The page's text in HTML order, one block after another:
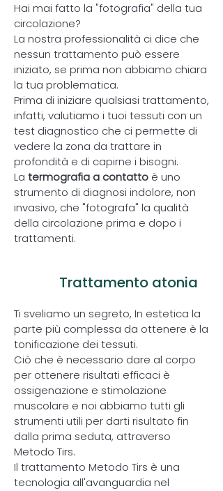
Hai mai fatto la "fotografia" della tua
circolazione?
La nostra professionalità ci dice che
nessun trattamento può essere
iniziato, se prima non abbiamo chiara
la tua problematica.
Prima di iniziare qualsiasi trattamento,
infatti, valutiamo i tuoi tessuti con un
test diagnostico che ci permette di
vedere la zona da trattare in
profondità e di capirne i bisogni.
La termografia a contatto è uno
strumento di diagnosi indolore, non
invasivo, che "fotografa" la qualità
della circolazione prima e dopo i
trattamenti.
Trattamento atonia
Ti sveliamo un segreto, In estetica la
parte più complessa da ottenere è la
tonificazione dei tessuti.
Ciò che è necessario dare al corpo
per ottenere risultati efficaci è
ossigenazione e stimolazione
muscolare e noi abbiamo tutti gli
strumenti utili per darti risultato fin
dalla prima seduta, attraverso
Metodo Tirs.
Il trattamento Metodo Tirs è una
tecnologia all'avanguardia nel